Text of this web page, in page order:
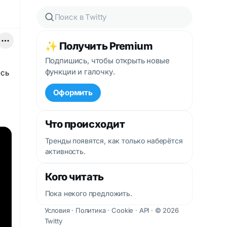
✨ Получить Premium
Подпишись, чтобы открыть новые
функции и галочку.
Оформить
Что происходит
Тренды появятся, как только наберётся
активность.
Кого читать
Пока некого предложить.
Условия· Политика·Cookie · API · © 2026
Twitty